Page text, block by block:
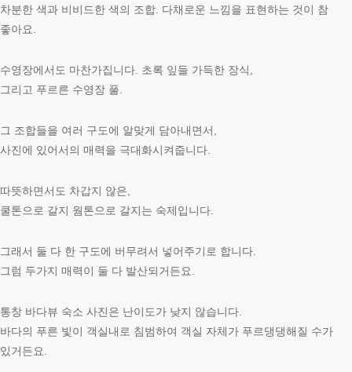
차분한 색과 비비드한 색의 조합. 다채로운 느낌을 표현하는 것이 참
좋아요.
수영장에서도 마찬가집니다. 초록 잎들 가득한 장식,
그리고 푸르른 수영장 풀.
그 조합들을 여러 구도에 알맞게 담아내면서,
사진에 있어서의 매력을 극대화시켜줍니다.
따뜻하면서도 차갑지 않은,
쿨톤으로 갈지 웜톤으로 갈지는 숙제입니다.
그래서 둘 다 한 구도에 버무려서 넣어주기로 합니다.
그럼 두가지 매력이 둘 다 발산되거든요.
통창 바다뷰 숙소 사진은 난이도가 낮지 않습니다.
바다의 푸른 빛이 객실내로 침범하여 객실 자체가 푸르댕댕해질 수가
있거든요.